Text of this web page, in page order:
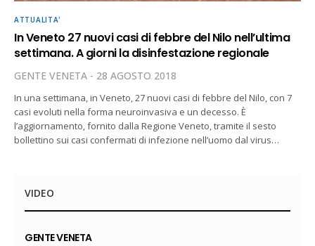
ATTUALITA'
In Veneto 27 nuovi casi di febbre del Nilo nell’ultima
settimana. A giorni la disinfestazione regionale
GENTE VENETA 28 AGOSTO 2018
In una settimana, in Veneto, 27 nuovi casi di febbre del Nilo, con 7
casi evoluti nella forma neuroinvasiva e un decesso. È
l’aggiornamento, fornito dalla Regione Veneto, tramite il sesto
bollettino sui casi confermati di infezione nell’uomo dal virus…
VIDEO
GENTE VENETA